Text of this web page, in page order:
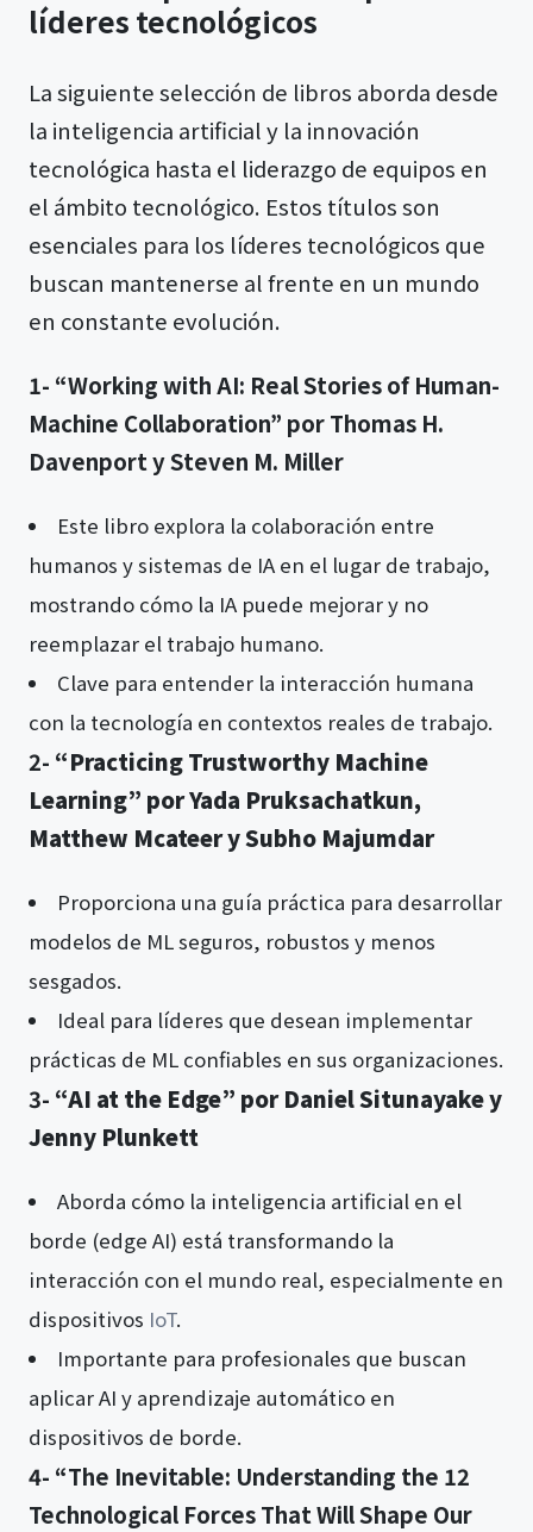
líderes tecnológicos
La siguiente selección de libros aborda desde
la inteligencia artificial y la innovación
tecnológica hasta el liderazgo de equipos en
el ámbito tecnológico. Estos títulos son
esenciales para los líderes tecnológicos que
buscan mantenerse al frente en un mundo
en constante evolución.
1- “Working with AI: Real Stories of Human-
Machine Collaboration” por Thomas H.
Davenport y Steven M. Miller
Este libro explora la colaboración entre
humanos y sistemas de IA en el lugar de trabajo,
mostrando cómo la IA puede mejorar y no
reemplazar el trabajo humano.
Clave para entender la interacción humana
con la tecnología en contextos reales de trabajo.
2- “Practicing Trustworthy Machine
Learning” por Yada Pruksachatkun,
Matthew Mcateer y Subho Majumdar
Proporciona una guía práctica para desarrollar
modelos de ML seguros, robustos y menos
sesgados.
Ideal para líderes que desean implementar
prácticas de ML confiables en sus organizaciones.
3- “AI at the Edge” por Daniel Situnayake y
Jenny Plunkett
Aborda cómo la inteligencia artificial en el
borde (edge AI) está transformando la
interacción con el mundo real, especialmente en
dispositivos IoT.
Importante para profesionales que buscan
aplicar AI y aprendizaje automático en
dispositivos de borde.
4- “The Inevitable: Understanding the 12
Technological Forces That Will Shape Our